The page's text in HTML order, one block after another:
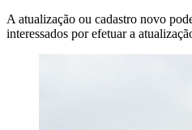
A atualização ou cadastro novo
interessados por efetuar a